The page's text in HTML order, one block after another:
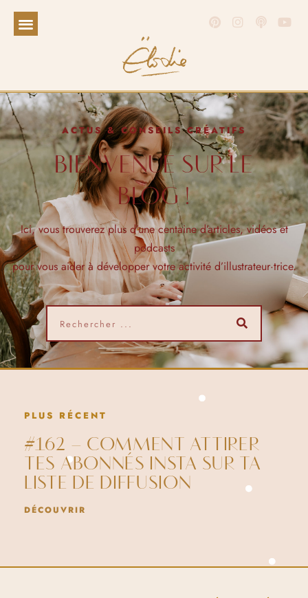
ACTUS & CONSEILS CRÉATIFS
BIENVENUE SUR LE
BLOG !
Ici, vous trouverez plus d’une centaine d’articles, vidéos et
podcasts
pour vous aider à développer votre activité d’illustrateur·trice.
PLUS RÉCENT
#162 – COMMENT ATTIRER
TES ABONNÉS INSTA SUR TA
LISTE DE DIFFUSION
DÉCOUVRIR